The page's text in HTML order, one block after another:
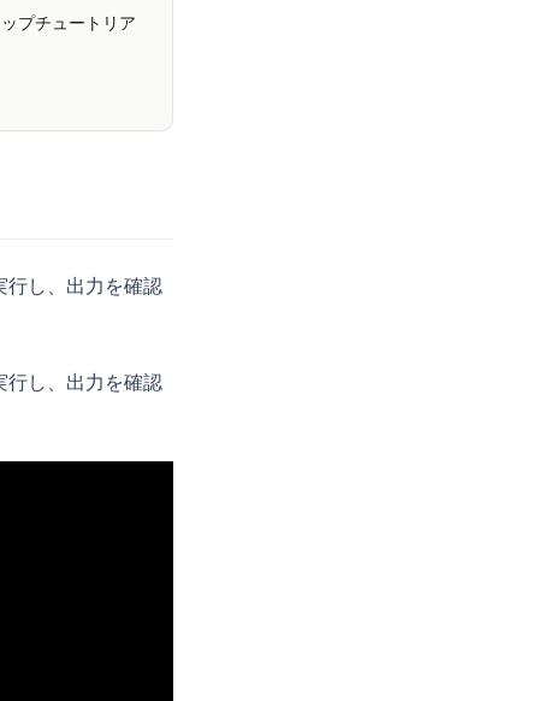
プチュートリア
し、出力を確認
し、出力を確認